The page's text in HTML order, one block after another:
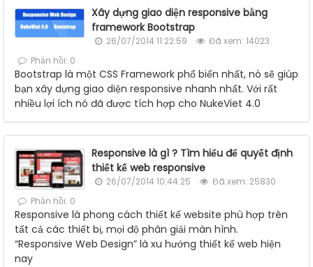
Xây dựng giao diện responsive bằng
framework Bootstrap
26/07/2014 11:22:59
Đã xem: 14023
Phản hồi: 0
Bootstrap là một CSS Framework phổ biến nhất, nó sẽ giúp
bạn xây dựng giao diện responsive nhanh nhất. Với rất
nhiều lợi ích nó đã được tích hợp cho NukeViet 4.0
Responsive là gì ? Tìm hiểu để quyết định
thiết kế web responsive
26/07/2014 10:44:25
Đã xem: 25830
Phản hồi: 0
Responsive là phong cách thiết kế website phù hợp trên
tất cả các thiết bị, mọi độ phân giải màn hình.
“Responsive Web Design” là xu hướng thiết kế web hiện
nay